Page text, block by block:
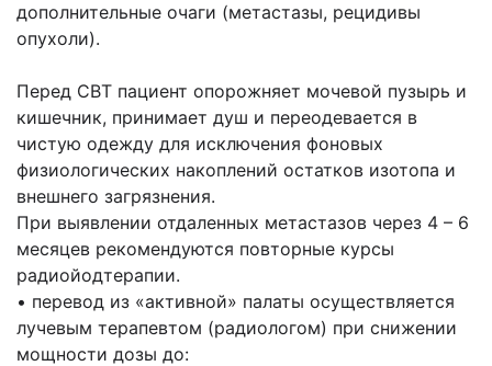
дополнительные очаги (метастазы, рецидивы
опухоли).
Перед СВТ пациент опорожняет мочевой пузырь и
кишечник, принимает душ и переодевается в
чистую одежду для исключения фоновых
физиологических накоплений остатков изотопа и
внешнего загрязнения.
При выявлении отдаленных метастазов через 4 – 6
месяцев рекомендуются повторные курсы
радиойодтерапии.
• перевод из «активной» палаты осуществляется
лучевым терапевтом (радиологом) при снижении
мощности дозы до: